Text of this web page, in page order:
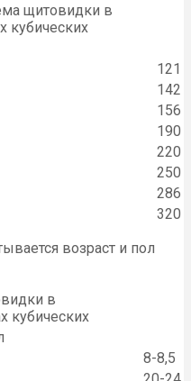
щитовидки в
кубических
121
142
156
190
220
250
286
320
возраст и пол
в
кубических
8-8,5